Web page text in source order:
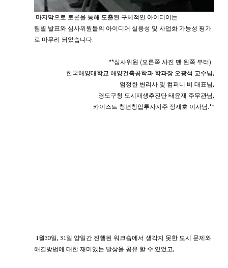
마지막으로 토론을 통해 도출된 구체적인 아이디어는
팀별 발표와 심사위원들의 아이디어 실용성 및 사업화 가능성 평가
로 마무리 되었습니다.
**심사위원 (오른쪽 사진 맨 왼쪽 부터): ​
한국해양대학교 해양건축공학과 학과장 오광석 교수님,
엄정한 변리사 및 컴퍼니 비 대표님,
영도구청 도시재생추진단 태윤재 주무관님,
​카이스트 청년창업투자지주 정재호 이사님.**
1월30일, 31일 양일간 진행된 워크숍에서 생각지 못한 도시 문제와
해결방법에 대한 재미있는 발상을 공유 할 수 있었고,